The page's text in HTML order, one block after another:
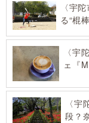
〈宇
る“棍
〈宇
ェ『
〈
段？